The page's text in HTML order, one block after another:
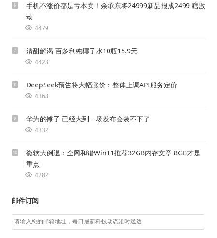
6
手机不涨价都是亏本卖！余承东将24999新品报成2499 瞎激
动
4479
7 清甜解渴 百多利纯椰子水10瓶15.9元
4428
8 DeepSeek预告将大幅涨价：整体上调API服务定价
4368
9 华为的摊子 已经大到一场发布会装不下了
4332
10
微软大倒退：全网和谐Win11推荐32GB内存文章 8GB才是
重点
4282
邮件订阅